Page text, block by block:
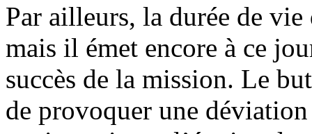
Par ailleurs, la durée de
mais il émet encore à ce
succès de la mission. Le
de provoquer une